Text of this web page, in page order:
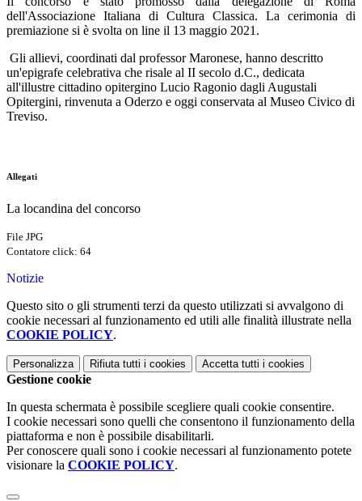
dell'Associazione Italiana di Cultura Classica. La cerimonia di
premiazione si è svolta on line il 13 maggio 2021.
Gli allievi, coordinati dal professor Maronese, hanno descritto
un'epigrafe celebrativa che risale al II secolo d.C., dedicata
all'illustre cittadino opitergino Lucio Ragonio dagli Augustali
Opitergini, rinvenuta a Oderzo e oggi conservata al Museo Civico di
Treviso.
Allegati
La locandina del concorso
File JPG
Contatore click: 64
Notizie
Questo sito o gli strumenti terzi da questo utilizzati si avvalgono di
cookie necessari al funzionamento ed utili alle finalità illustrate nella
COOKIE POLICY.
Personalizza Rifiuta tutti i cookies Accetta tutti i cookies
Gestione cookie
In questa schermata è possibile scegliere quali cookie consentire.
I cookie necessari sono quelli che consentono il funzionamento della
piattaforma e non è possibile disabilitarli.
Per conoscere quali sono i cookie necessari al funzionamento potete
visionare la COOKIE POLICY.